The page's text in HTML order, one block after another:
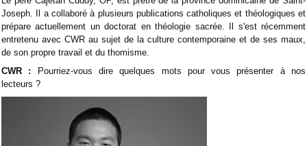
Joseph. Il a collaboré à plusieurs publications catholiques et théologiques et
prépare actuellement un doctorat en théologie sacrée. Il s'est récemment
entretenu avec CWR au sujet de la culture contemporaine et de ses maux,
de son propre travail et du thomisme.
CWR : Pourriez-vous dire quelques mots pour vous présenter à nos
lecteurs ?